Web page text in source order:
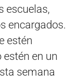
escuelas,
encargados.
estén
estén en un
semana